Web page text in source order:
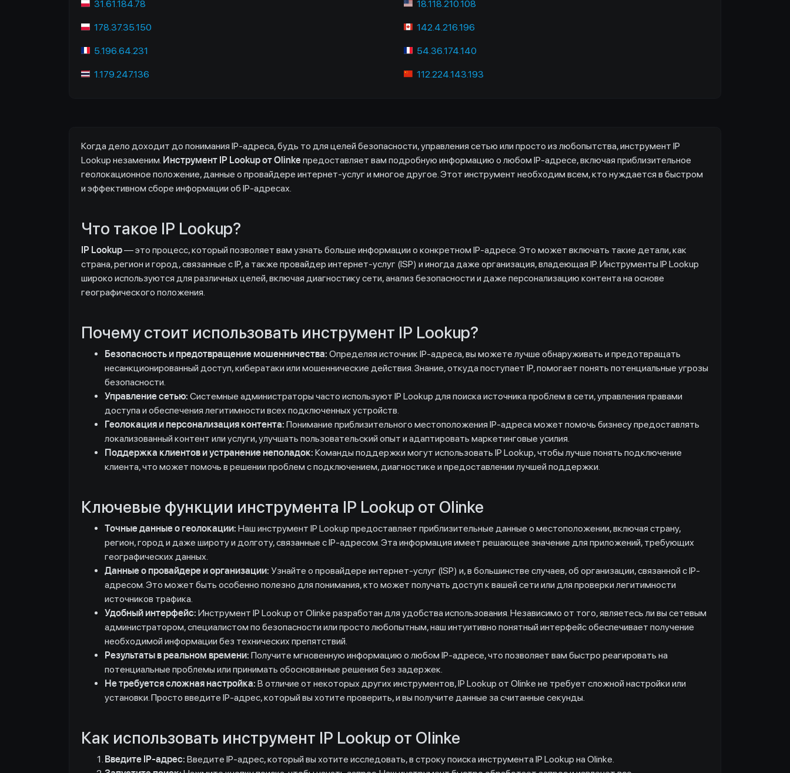
31.61.184.78 18.118.210.108
178.37.35.150 142.4.216.196
5.196.64.231 54.36.174.140
1.179.247.136 112.224.143.193
Когда дело доходит до понимания IP-адреса, будь то для целей безопасности, управления сетью или просто из любопытства, инструмент IP
Lookup незаменим. Инструмент IP Lookup от Olinkeпредоставляет вам подробную информацию о любом IP-адресе, включая приблизительное
геолокационное положение, данные о провайдере интернет-услуг и многое другое. Этот инструмент необходим всем, кто нуждается в быстром
и эффективном сборе информации об IP-адресах.
Что такое IP Lookup?
IP Lookup— это процесс, который позволяет вам узнать больше информации о конкретном IP-адресе. Это может включать такие детали, как
страна, регион и город, связанные с IP, а также провайдер интернет-услуг (ISP) и иногда даже организация, владеющая IP. Инструменты IP Lookup
широко используются для различных целей, включая диагностику сети, анализ безопасности и даже персонализацию контента на основе
географического положения.
Почему стоит использовать инструмент IP Lookup?
Безопасность и предотвращение мошенничества: Определяя источник IP-адреса, вы можете лучше обнаруживать и предотвращать
несанкционированный доступ, кибератаки или мошеннические действия. Знание, откуда поступает IP, помогает понять потенциальные угрозы
безопасности.
Управление сетью: Системные администраторы часто используют IP Lookup для поиска источника проблем в сети, управления правами
доступа и обеспечения легитимности всех подключенных устройств.
Геолокация и персонализация контента: Понимание приблизительного местоположения IP-адреса может помочь бизнесу предоставлять
локализованный контент или услуги, улучшать пользовательский опыт и адаптировать маркетинговые усилия.
Поддержка клиентов и устранение неполадок: Команды поддержки могут использовать IP Lookup, чтобы лучше понять подключение
клиента, что может помочь в решении проблем с подключением, диагностике и предоставлении лучшей поддержки.
Ключевые функции инструмента IP Lookup от Olinke
Точные данные о геолокации: Наш инструмент IP Lookup предоставляет приблизительные данные о местоположении, включая страну,
регион, город и даже широту и долготу, связанные с IP-адресом. Эта информация имеет решающее значение для приложений, требующих
географических данных.
Данные о провайдере и организации: Узнайте о провайдере интернет-услуг (ISP) и, в большинстве случаев, об организации, связанной с IP-
адресом. Это может быть особенно полезно для понимания, кто может получать доступ к вашей сети или для проверки легитимности
источников трафика.
Удобный интерфейс: Инструмент IP Lookup от Olinke разработан для удобства использования. Независимо от того, являетесь ли вы сетевым
администратором, специалистом по безопасности или просто любопытным, наш интуитивно понятный интерфейс обеспечивает получение
необходимой информации без технических препятствий.
Результаты в реальном времени: Получите мгновенную информацию о любом IP-адресе, что позволяет вам быстро реагировать на
потенциальные проблемы или принимать обоснованные решения без задержек.
Не требуется сложная настройка: В отличие от некоторых других инструментов, IP Lookup от Olinke не требует сложной настройки или
установки. Просто введите IP-адрес, который вы хотите проверить, и вы получите данные за считанные секунды.
Как использовать инструмент IP Lookup от Olinke
Введите IP-адрес: Введите IP-адрес, который вы хотите исследовать, в строку поиска инструмента IP Lookup на Olinke.